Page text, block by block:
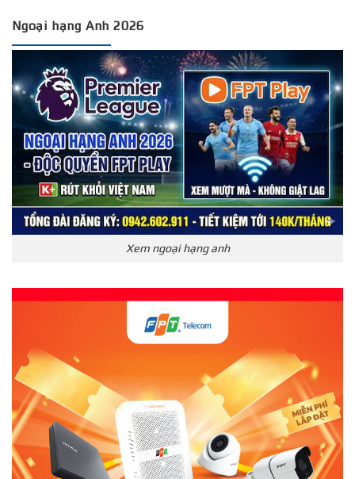
Ngoại hạng Anh 2026
Xem ngoại hạng anh